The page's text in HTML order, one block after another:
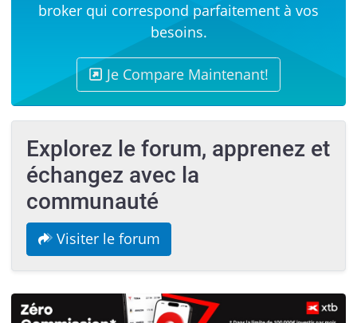
broker qui correspond parfaitement à vos
besoins.
Je Compare Maintenant!
Explorez le forum, apprenez et
échangez avec la
communauté
Visiter le forum